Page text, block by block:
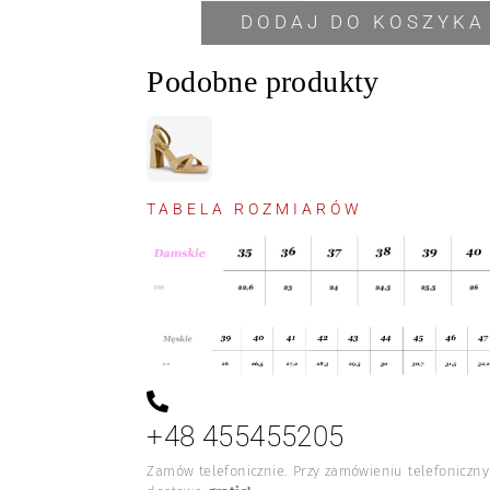
DODAJ DO KOSZYKA
Podobne produkty
TABELA ROZMIARÓW
+48 455455205
Zamów telefonicznie. Przy zamówieniu